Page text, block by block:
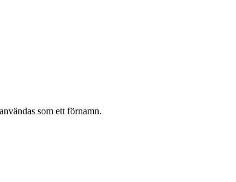
som ett förnamn.